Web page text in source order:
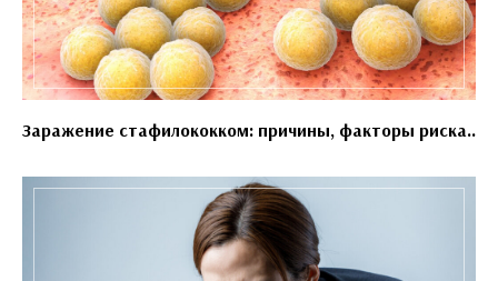
Заражение стафилококком: причины, факторы риска..